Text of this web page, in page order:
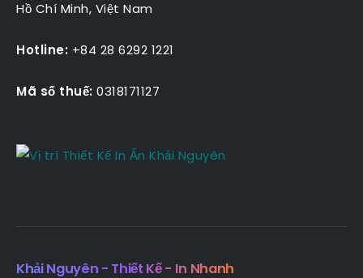
Hồ Chí Minh, Việt Nam
Hotline: +84 28 6292 1221
Mã số thuế: 0318171127
Khải Nguyên - Thiết Kế - In Nhanh